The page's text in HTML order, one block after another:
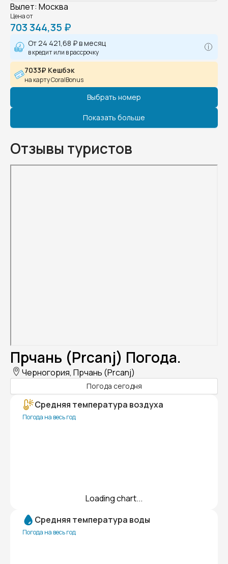
Вылет: Москва
Цена от
703 344,35 ₽
От 24 421,68 ₽в месяц
в кредит или в рассрочку
7033₽ Кешбэк
на карту CoralBonus
Выбрать номер
Показать больше
Отзывы туристов
Прчань (Prcanj) Погода.
Черногория, Прчань (Prcanj)
Погода сегодня
Средняя температура воздуха
Погода на весь год
Loading chart...
Средняя температура воды
Погода на весь год